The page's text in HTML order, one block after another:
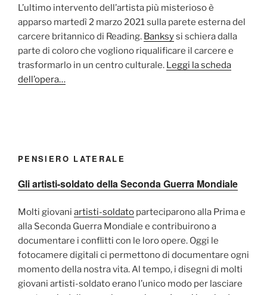
L’ultimo intervento dell’artista più misterioso è
apparso martedì 2 marzo 2021 sulla parete esterna del
carcere britannico di Reading. Banksysi schiera dalla
parte di coloro che vogliono riqualificare il carcere e
trasformarlo in un centro culturale. Leggi la scheda
dell’opera…
PENSIERO LATERALE
Gli artisti-soldato della Seconda Guerra Mondiale
Molti giovani artisti-soldato parteciparono alla Prima e
alla Seconda Guerra Mondiale e contribuirono a
documentare i conflitti con le loro opere. Oggi le
fotocamere digitali ci permettono di documentare ogni
momento della nostra vita. Al tempo, i disegni di molti
giovani artisti-soldato erano l’unico modo per lasciare